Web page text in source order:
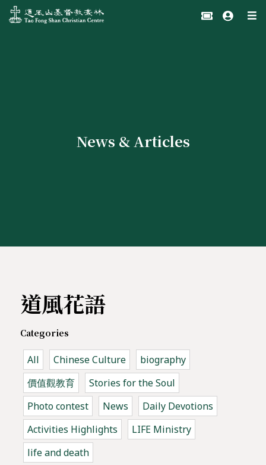
News & Articles
道風花語
Categories
All Chinese Culture
biography
價值觀教育
Stories for the Soul
Photo contest
News
Daily Devotions
Activities Highlights
LIFE Ministry
life and death